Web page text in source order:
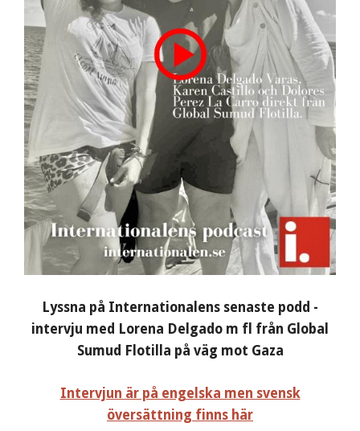
Lyssna på Internationalens senaste podd -
intervju med Lorena Delgado m fl från Global
Sumud Flotilla på väg mot Gaza
Intervjun är på engelska men svensk
översättning finns här